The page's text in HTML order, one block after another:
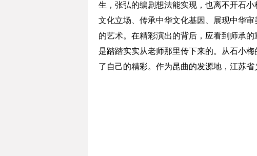
生，张弘的编剧想法能实现，也离不开石
文化立场、传承中华文化基因、展现中华
的艺术。在精彩演出的背后，应看到师承
是踏踏实实从老师那里传下来的。从石小
了自己的精彩。作为昆曲的发源地，江苏